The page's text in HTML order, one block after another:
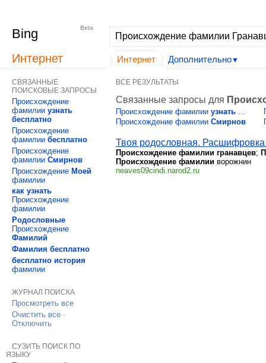
Bing Beta
Интернет Интернет Дополнительно▼
СВЯЗАННЫЕ
ПОИСКОВЫЕ ЗАПРОСЫ
Происхождение
фамилии узнать
бесплатно
Происхождение
фамилии бесплатно
Происхождение
фамилии Смирнов
Происхождение Моей
фамилии
как узнать
Происхождение
фамилии
Родословные
Происхождение
Фамилий
Фамилия бесплатно
бесплатно история
фамилии
ЖУРНАЛ ПОИСКА
Просмотреть все
Очистить все ·
Отключить
СУЗИТЬ ПОИСК ПО
ЯЗЫКУ
ВСЕ РЕЗУЛЬТАТЫ
Связанные запросы для
Происхождение фамилии узнать
Происхождение фамилии Смирнов
Твоя родословная. Расшифровка
Происхождение фамилии гранавцев;
Происхождение фамилии ворожнин
neaves09cindi.narod2.ru